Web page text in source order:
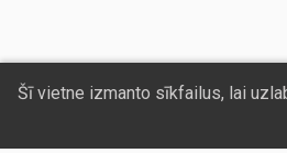
Šī vietne izmanto sīkfailus, lai